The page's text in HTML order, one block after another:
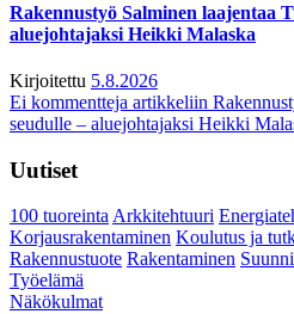
Rakennustyö Salminen laajentaa
aluejohtajaksi Heikki Malaska
Kirjoitettu 5.8.2026
Ei kommentteja artikkeliin
seudulle – aluejohtajaksi Heikki
Uutiset
100 tuoreintaArkkitehtuuri
Korjausrakentaminen Koulutus ja
Rakennustuote Rakentaminen
Työelämä
Näkökulmat